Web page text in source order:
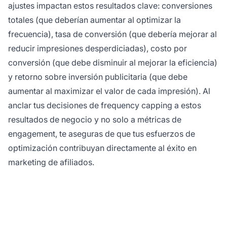
ajustes impactan estos resultados clave: conversiones
totales (que deberían aumentar al optimizar la
frecuencia), tasa de conversión (que debería mejorar al
reducir impresiones desperdiciadas), costo por
conversión (que debe disminuir al mejorar la eficiencia)
y retorno sobre inversión publicitaria (que debe
aumentar al maximizar el valor de cada impresión). Al
anclar tus decisiones de frequency capping a estos
resultados de negocio y no solo a métricas de
engagement, te aseguras de que tus esfuerzos de
optimización contribuyan directamente al éxito en
marketing de afiliados.